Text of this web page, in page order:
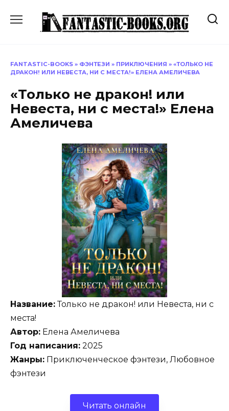
содержанию
FANTASTIC-BOOKS » ФЭНТЕЗИ » ПРИКЛЮЧЕНИЯ » «ТОЛЬКО НЕ
ДРАКОН! ИЛИ НЕВЕСТА, НИ С МЕСТА!» ЕЛЕНА АМЕЛИЧЕВА
«Только не дракон! или
Невеста, ни с места!» Елена
Амеличева
Название:Только не дракон! или Невеста, ни с
места!
Автор: Елена Амеличева
Год написания: 2025
Жанры: Приключенческое фэнтези, Любовное
фэнтези
Читать онлайн